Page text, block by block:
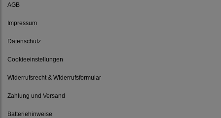
AGB
Impressum
Datenschutz
Cookieeinstellungen
Widerrufsrecht & Widerrufsformular
Zahlung und Versand
Batteriehinweise